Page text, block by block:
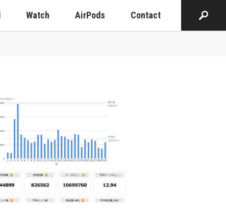
Watch AirPods Contact